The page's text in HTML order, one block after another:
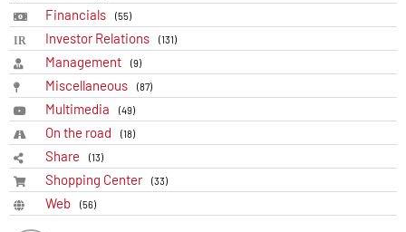
Financials (55)
Investor Relations (131)
Management (9)
Miscellaneous (87)
Multimedia (49)
On the road (18)
Share (13)
Shopping Center (33)
Web (56)